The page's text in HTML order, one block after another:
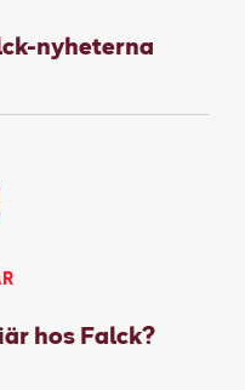
nyheterna
hos Falck?